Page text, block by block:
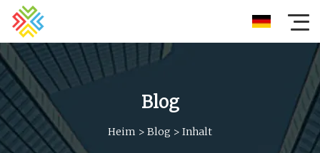
Blog
Heim > Blog > Inhalt